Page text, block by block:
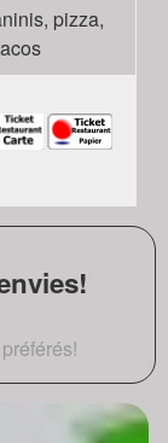
pizza,